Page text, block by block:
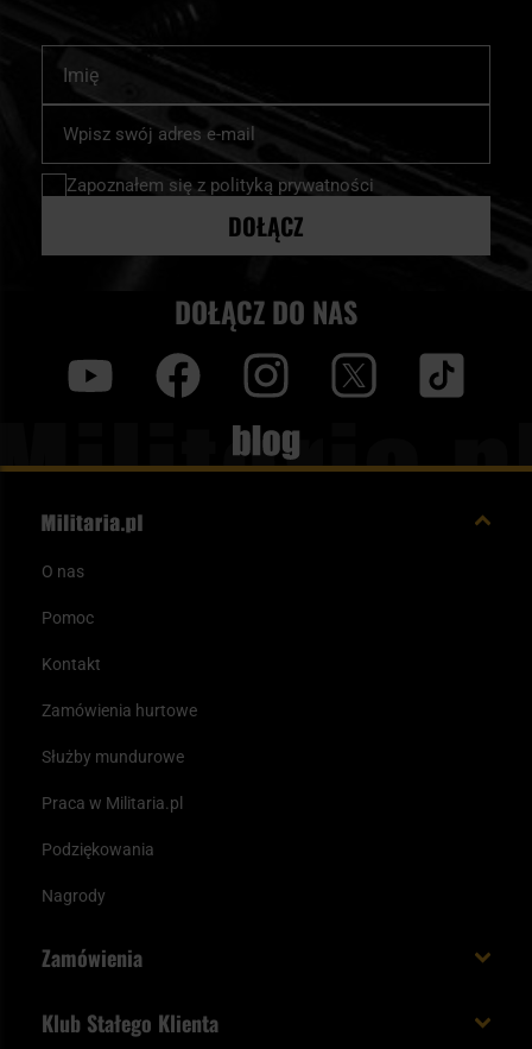
nasz
newsletter:
Zapoznałem się z polityką prywatności
DOŁĄCZ
DOŁĄCZ DO NAS
Blog
O nas
Pomoc
Kontakt
Zamówienia hurtowe
Służby mundurowe
Praca w Militaria.pl
Podziękowania
Nagrody
Zamówienia
Klub Stałego Klienta